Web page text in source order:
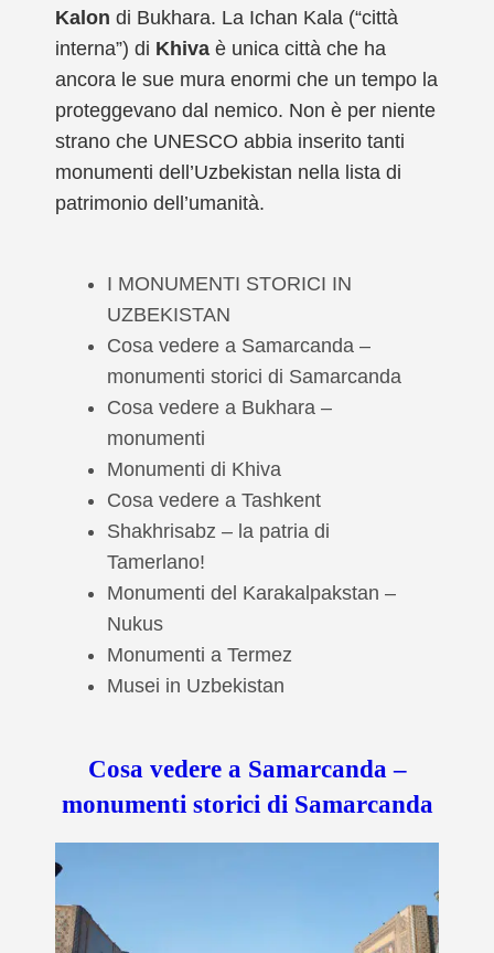
Kalondi Bukhara. La Ichan Kala (“città
interna”) di Khiva è unica città che ha
ancora le sue mura enormi che un tempo la
proteggevano dal nemico. Non è per niente
strano che UNESCO abbia inserito tanti
monumenti dell’Uzbekistan nella lista di
patrimonio dell’umanità.
I MONUMENTI STORICI IN
UZBEKISTAN
Cosa vedere a Samarcanda –
monumenti storici di Samarcanda
Cosa vedere a Bukhara –
monumenti
Monumenti di Khiva
Cosa vedere a Tashkent
Shakhrisabz – la patria di
Tamerlano!
Monumenti del Karakalpakstan –
Nukus
Monumenti a Termez
Musei in Uzbekistan
Cosa vederea Samarcanda –
monumenti storici di Samarcanda